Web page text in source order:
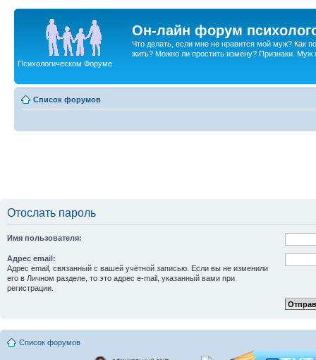
Он-лайн форум
Что делать, если мне не нравится мой муж? Как
жить? Можно ли простить измену? Признаки. Муж
Психологическом Форуме
Список форумов
Отослать пароль
Имя пользователя:
Адрес email:
Адрес email, связанный с вашей учётной записью. Если вы не изменили
его в Личном разделе, то это адрес e-mail, указанный вами при
регистрации.
Список форумов